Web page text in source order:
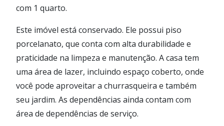
com 1 quarto.
Este imóvel está conservado. Ele possui piso
porcelanato, que conta com alta durabilidade e
praticidade na limpeza e manutenção. A casa tem
uma área de lazer, incluindo espaço coberto, onde
você pode aproveitar a churrasqueira e também
seu jardim. As dependências ainda contam com
área de dependências de serviço.